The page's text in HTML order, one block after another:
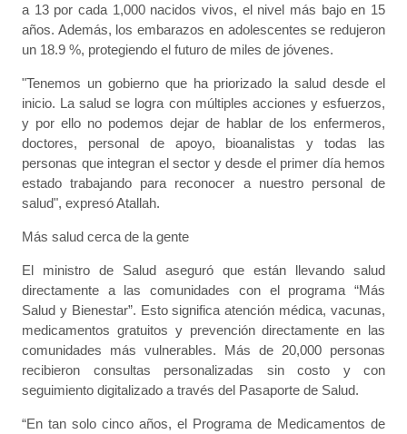
a 13 por cada 1,000 nacidos vivos, el nivel más bajo en 15
años. Además, los embarazos en adolescentes se redujeron
un 18.9 %, protegiendo el futuro de miles de jóvenes.
"Tenemos un gobierno que ha priorizado la salud desde el
inicio. La salud se logra con múltiples acciones y esfuerzos,
y por ello no podemos dejar de hablar de los enfermeros,
doctores, personal de apoyo, bioanalistas y todas las
personas que integran el sector y desde el primer día hemos
estado trabajando para reconocer a nuestro personal de
salud", expresó Atallah.
Más salud cerca de la gente
El ministro de Salud aseguró que están llevando salud
directamente a las comunidades con el programa “Más
Salud y Bienestar”. Esto significa atención médica, vacunas,
medicamentos gratuitos y prevención directamente en las
comunidades más vulnerables. Más de 20,000 personas
recibieron consultas personalizadas sin costo y con
seguimiento digitalizado a través del Pasaporte de Salud.
“En tan solo cinco años, el Programa de Medicamentos de